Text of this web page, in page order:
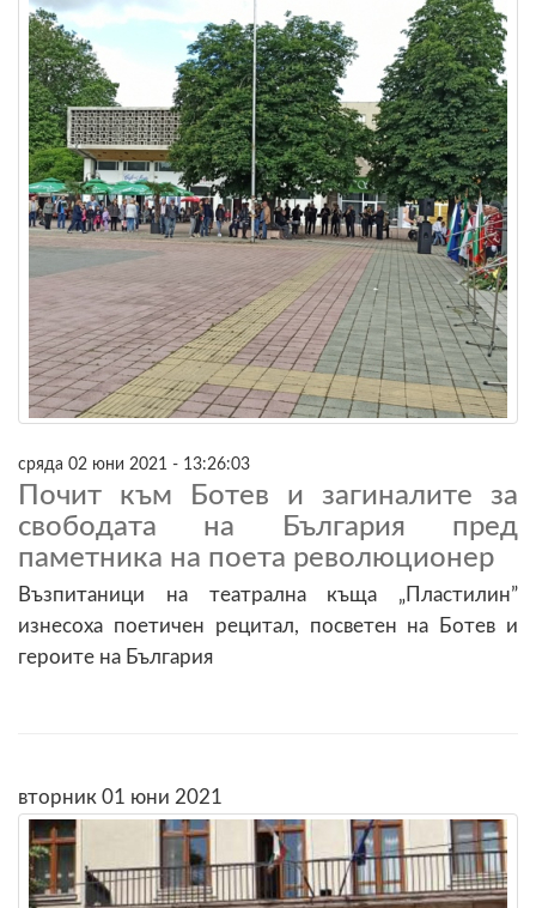
сряда 02 юни 2021 - 13:26:03
Почит към Ботев и загиналите за
свободата на България пред
паметника на поета революционер
Възпитаници на театрална къща „Пластилин”
изнесоха поетичен рецитал, посветен на Ботев и
героите на България
вторник 01 юни 2021